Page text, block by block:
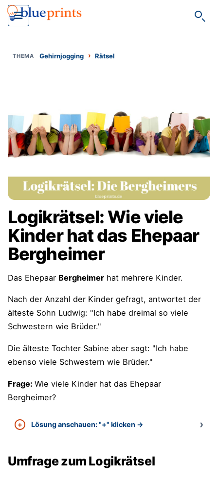
Gehirnjogging › Rätsel
Logikrätsel: Wie viele
Kinder hat das Ehepaar
Bergheimer
Das Ehepaar Bergheimer hat mehrere Kinder.
Nach der Anzahl der Kinder gefragt, antwortet der
älteste Sohn Ludwig: "Ich habe dreimal so viele
Schwestern wie Brüder."
Die älteste Tochter Sabine aber sagt: "Ich habe
ebenso viele Schwestern wie Brüder."
Frage: Wie viele Kinder hat das Ehepaar
Bergheimer?
Lösung anschauen: "+" klicken →
Umfrage zum Logikrätsel